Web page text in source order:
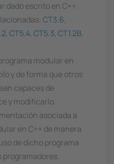
dado escrito en C++.
CT3.6,
, CT5.4, CT5.3, CT1.2B,
modular en
y de forma que otros
capaces de
y modificarlo.
asociada a
en C++ de manera
de dicho programa
programadores.